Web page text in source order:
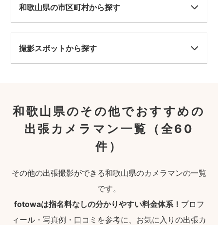
和歌山県の市区町村から探す
撮影スポットから探す
和歌山県のその他でおすすめの
出張カメラマン一覧
（全60
件）
その他の出張撮影ができる和歌山県のカメラマンの一覧
です。
fotowaは指名料なしの分かりやすい料金体系！ プロフ
ィール・写真例・口コミを参考に、お気に入りの出張カ